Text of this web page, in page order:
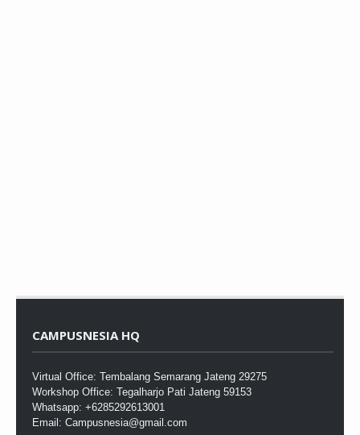
CAMPUSNESIA HQ
Virtual Office: Tembalang Semarang Jateng 29275
Workshop Office: Tegalharjo Pati Jateng 59153
Whatsapp: +6285292613001
Email: Campusnesia@gmail.com